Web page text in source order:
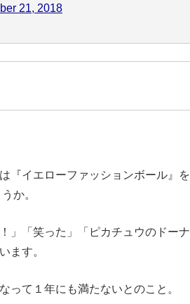
21, 2018
『イエローファッションボール』を
か。
」「笑った」「ピカチュウのドーナ
ます。
って１年にも満たないとのこと。